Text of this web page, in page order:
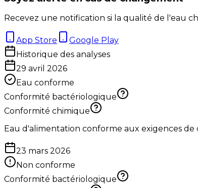
Recevez une notification si la qualité de l'eau
App Store
Google Play
Historique des analyses
29 avril 2026
Eau conforme
Conformité bactériologique
Conformité chimique
Eau d'alimentation conforme aux exigences
23 mars 2026
Non conforme
Conformité bactériologique